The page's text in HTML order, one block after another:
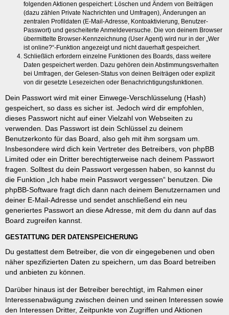
folgenden Aktionen gespeichert: Löschen und Ändern von Beiträgen
(dazu zählen Private Nachrichten und Umfragen), Änderungen an
zentralen Profildaten (E-Mail-Adresse, Kontoaktivierung, Benutzer-
Passwort) und gescheiterte Anmeldeversuche. Die von deinem Browser
übermittelte Browser-Kennzeichnung (User Agent) wird nur in der „Wer
ist online?“-Funktion angezeigt und nicht dauerhaft gespeichert.
Schließlich erfordern einzelne Funktionen des Boards, dass weitere
Daten gespeichert werden. Dazu gehören dein Abstimmungsverhalten
bei Umfragen, der Gelesen-Status von deinen Beiträgen oder explizit
von dir gesetzte Lesezeichen oder Benachrichtigungsfunktionen.
Dein Passwort wird mit einer Einwege-Verschlüsselung (Hash)
gespeichert, so dass es sicher ist. Jedoch wird dir empfohlen,
dieses Passwort nicht auf einer Vielzahl von Webseiten zu
verwenden. Das Passwort ist dein Schlüssel zu deinem
Benutzerkonto für das Board, also geh mit ihm sorgsam um.
Insbesondere wird dich kein Vertreter des Betreibers, von phpBB
Limited oder ein Dritter berechtigterweise nach deinem Passwort
fragen. Solltest du dein Passwort vergessen haben, so kannst du
die Funktion „Ich habe mein Passwort vergessen“ benutzen. Die
phpBB-Software fragt dich dann nach deinem Benutzernamen und
deiner E-Mail-Adresse und sendet anschließend ein neu
generiertes Passwort an diese Adresse, mit dem du dann auf das
Board zugreifen kannst.
GESTATTUNG DER DATENSPEICHERUNG
Du gestattest dem Betreiber, die von dir eingegebenen und oben
näher spezifizierten Daten zu speichern, um das Board betreiben
und anbieten zu können.
Darüber hinaus ist der Betreiber berechtigt, im Rahmen einer
Interessenabwägung zwischen deinen und seinen Interessen sowie
den Interessen Dritter, Zeitpunkte von Zugriffen und Aktionen